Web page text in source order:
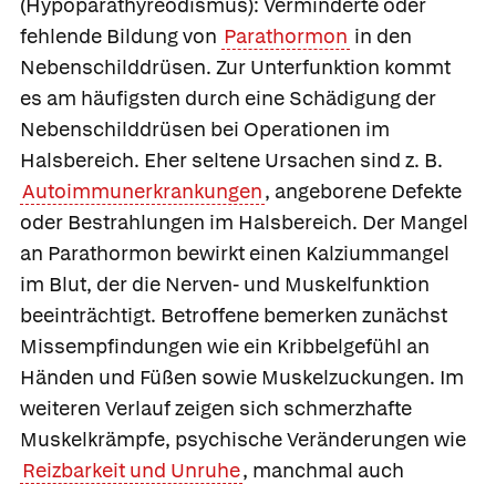
fehlende Bildung von Parathormon in den
Nebenschilddrüsen. Zur Unterfunktion kommt
es am häufigsten durch eine Schädigung der
Nebenschilddrüsen bei Operationen im
Halsbereich. Eher seltene Ursachen sind z. B.
Autoimmunerkrankungen, angeborene Defekte
oder Bestrahlungen im Halsbereich. Der Mangel
an Parathormon bewirkt einen Kalziummangel
im Blut, der die Nerven- und Muskelfunktion
beeinträchtigt. Betroffene bemerken zunächst
Missempfindungen wie ein Kribbelgefühl an
Händen und Füßen sowie Muskelzuckungen. Im
weiteren Verlauf zeigen sich schmerzhafte
Muskelkrämpfe, psychische Veränderungen wie
Reizbarkeit und Unruhe, manchmal auch